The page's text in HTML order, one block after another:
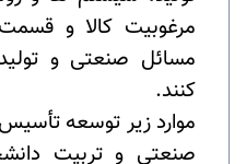
مرغوبیت کالا و
مسائل صنعتی و
کنند.
موارد زیر توسعه
صنعتی و تربیت